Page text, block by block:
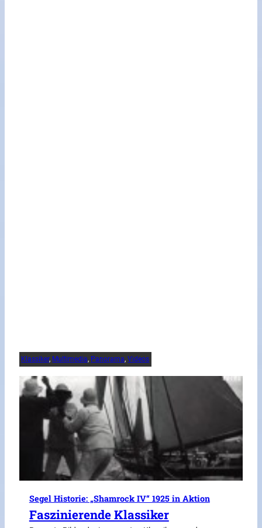
Klassiker, Multimedia, Panorama, Videos
Segel Historie: „Shamrock IV“ 1925 in Aktion
Faszinierende Klassiker